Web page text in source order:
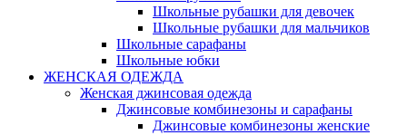
Школьные рубашки для девочек
Школьные рубашки для мальчиков
Школьные сарафаны
Школьные юбки
ЖЕНСКАЯ ОДЕЖДА
Женская джинсовая одежда
Джинсовые комбинезоны и сарафаны
Джинсовые комбинезоны женские